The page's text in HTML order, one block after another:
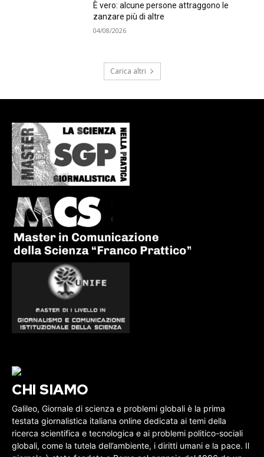
È vero: alcune persone attraggono le
zanzare più di altre
04/08/2026
Carica altri
CHI SIAMO
Galileo, Giornale di scienza e problemi globali è la prima
testata giornalistica italiana online dedicata ai temi della
ricerca scientifica e tecnologica e ai problemi politico-sociali
globali, come la tutela dell’ambiente, i diritti umani e la pace. Il